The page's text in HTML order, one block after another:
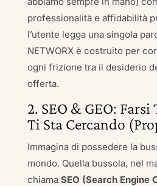
professionalità e affidabilità
l’utente legga una singola
NETWORX è costruito per
ogni frizione tra il desiderio
offerta.
2. SEO & GEO:
Ti Sta Cercando
Immagina di possedere la
mondo. Quella bussola, nel
chiama SEO (Search Engine